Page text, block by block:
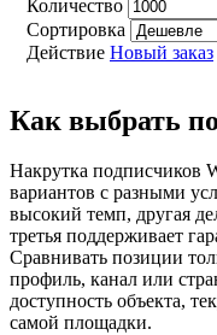
Количество
Сортировка
Действие Новый заказ
Как выбрать
Накрутка подписчиков
вариантов с разными
высокий темп, другая
третья поддерживает
Сравнивать позиции
профиль, канал или
доступность объекта,
самой площадки.